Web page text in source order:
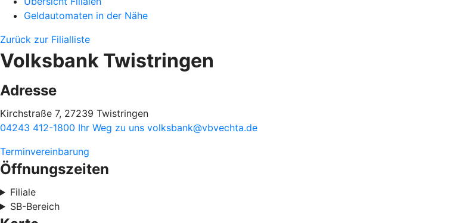
Geldautomaten in der Nähe
Zurück zur Filialliste
Volksbank Twistringen
Adresse
Kirchstraße 7, 27239 Twistringen
04243 412-1800 Ihr Weg zu uns volksbank@vbvechta.de
Terminvereinbarung
Öffnungszeiten
Filiale
SB-Bereich